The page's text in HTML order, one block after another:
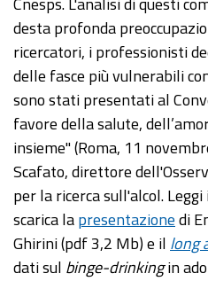
desta profonda
ricercatori, i professionisti
delle fasce più vulnerabili
sono stati presentati al
favore della salute,
insieme" (Roma, 11
Scafato, direttore
per la ricerca sull'alcol. Leggi
scarica lapresentazionedi
Ghirini (pdf 3,2 Mb) e il long
dati sul binge-drinkingin